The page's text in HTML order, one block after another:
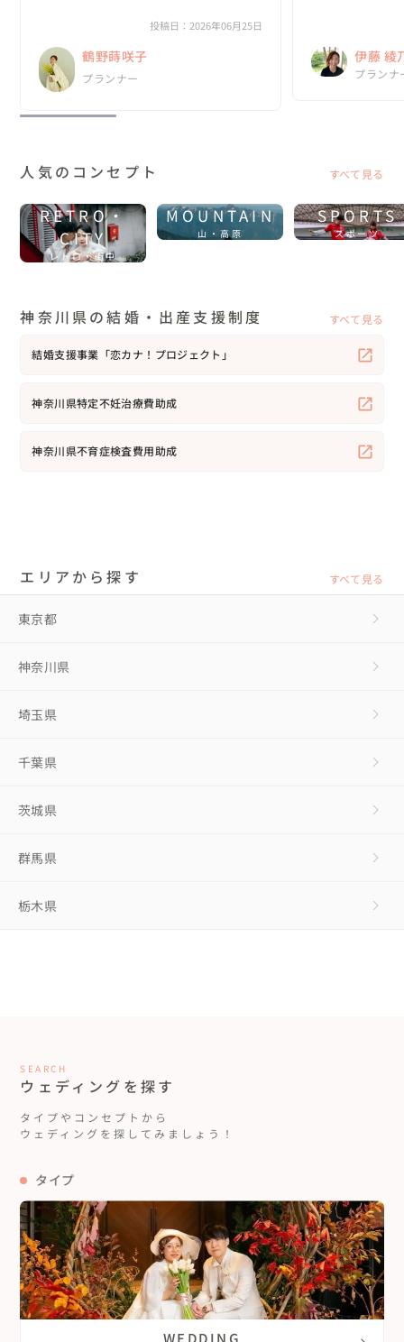
私たちらしいオリジナルな世界観があるこ
そして、自分たちの想いを一つひとつ形にで
きること。
投稿日：2026年06月25日
鶴野蒔咲子
プランナー
も話していまし
これから無事に出
伊藤 綾
No.1！
プランナ
人気のコンセプト すべて見る
RETRO・
CITY
レトロ・街中
MOUNTAIN
山・高原
SPORTS
スポーツ
神奈川県の結婚・出産支援制度 すべて見る
結婚支援事業「恋カナ！プロジェクト」
神奈川県特定不妊治療費助成
神奈川県不育症検査費用助成
エリアから探す すべて見る
東京都
神奈川県
埼玉県
千葉県
茨城県
群馬県
栃木県
SEARCH
ウェディングを探す
タイプやコンセプトから
ウェディングを探してみましょう！
タイプ
WEDDING